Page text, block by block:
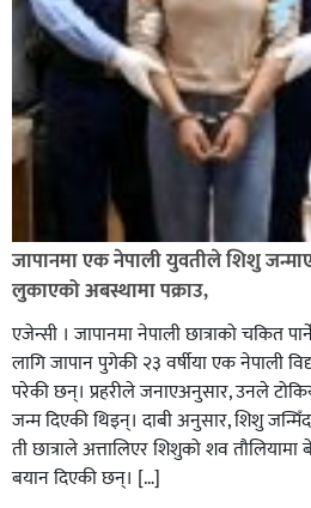
जापानमा एक नेपाली युवतीले शिशु
लुकाएको अबस्थामा पक्राउ,
एजेन्सी । जापानमा नेपाली छात्राको चकित
लागि जापान पुगेकी २३ वर्षीया एक नेपाली
परेकी छन्। प्रहरीले जनाएअनुसार, उनले
जन्म दिएकी थिइन्। दाबी अनुसार, शिशु
ती छात्राले अत्तालिएर शिशुको शव
बयान दिएकी छन्। […]